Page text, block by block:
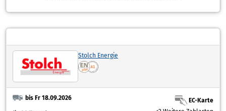
Stolch Energie
bis Fr 18.09.2026
EC-Karte